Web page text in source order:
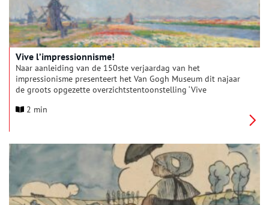
Vive l’impressionnisme!
Naar aanleiding van de 150ste verjaardag van het
impressionisme presenteert het Van Gogh Museum dit najaar
de groots opgezette overzichtstentoonstelling ‘Vive
2 min